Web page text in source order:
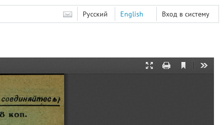
Вход в систему
Русский English